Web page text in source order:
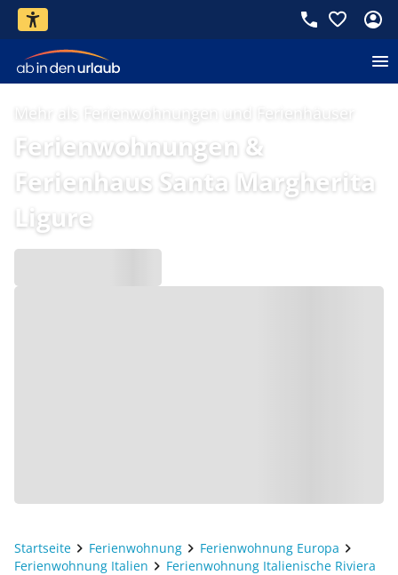
Mehr als Ferienwohnungen und Ferienhäuser
Ferienwohnungen &
Ferienhaus Santa Margherita
Ligure
Startseite Ferienwohnung
Ferienwohnung Europa
Ferienwohnung Italien
Ferienwohnung Italienische Riviera